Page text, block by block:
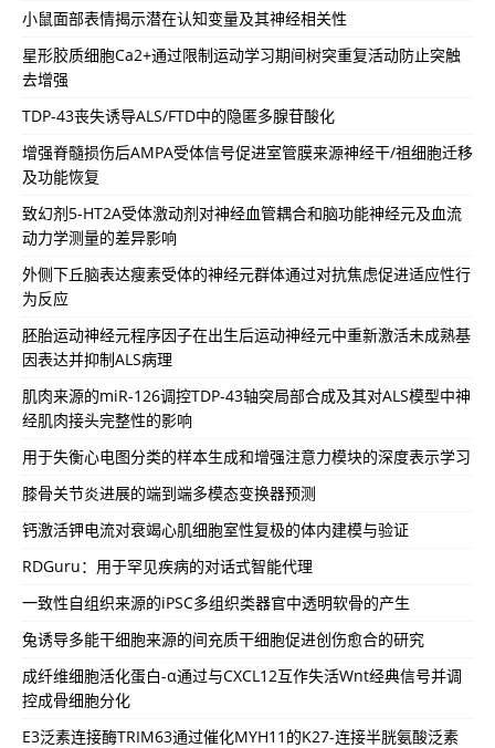
小鼠面部表情揭示潜在认知变量及其神经相关性
星形胶质细胞Ca2+通过限制运动学习期间树突重复活动防止突触
去增强
TDP-43丧失诱导ALS/FTD中的隐匿多腺苷酸化
增强脊髓损伤后AMPA受体信号促进室管膜来源神经干/祖细胞迁移
及功能恢复
致幻剂5-HT2A受体激动剂对神经血管耦合和脑功能神经元及血流
动力学测量的差异影响
外侧下丘脑表达瘦素受体的神经元群体通过对抗焦虑促进适应性行
为反应
胚胎运动神经元程序因子在出生后运动神经元中重新激活未成熟基
因表达并抑制ALS病理
肌肉来源的miR-126调控TDP-43轴突局部合成及其对ALS模型中神
经肌肉接头完整性的影响
用于失衡心电图分类的样本生成和增强注意力模块的深度表示学习
膝骨关节炎进展的端到端多模态变换器预测
钙激活钾电流对衰竭心肌细胞室性复极的体内建模与验证
RDGuru：用于罕见疾病的对话式智能代理
一致性自组织来源的iPSC多组织类器官中透明软骨的产生
兔诱导多能干细胞来源的间充质干细胞促进创伤愈合的研究
成纤维细胞活化蛋白-α通过与CXCL12互作失活Wnt经典信号并调
控成骨细胞分化
E3泛素连接酶TRIM63通过催化MYH11的K27-连接半胱氨酸泛素